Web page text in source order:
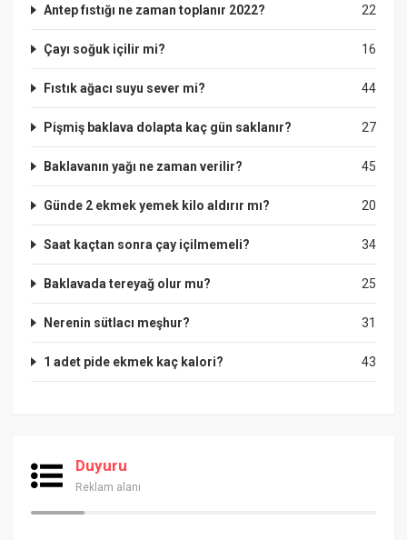
22
Antep fıstığı ne zaman toplanır 2022?
16
Çayı soğuk içilir mi?
44
Fıstık ağacı suyu sever mi?
27
Pişmiş baklava dolapta kaç gün saklanır?
45
Baklavanın yağı ne zaman verilir?
20
Günde 2 ekmek yemek kilo aldırır mı?
34
Saat kaçtan sonra çay içilmemeli?
25
Baklavada tereyağ olur mu?
31
Nerenin sütlacı meşhur?
43
1 adet pide ekmek kaç kalori?
Duyuru
Reklam alanı